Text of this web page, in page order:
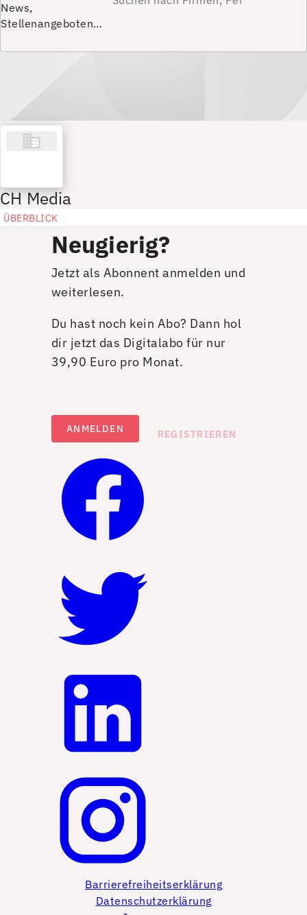
News,
Stellenangeboten…
CH Media
ÜBERBLICK
Neugierig?
Jetzt als Abonnent anmelden und
weiterlesen.
Du hast noch kein Abo? Dann hol
dir jetzt das Digitalabo für nur
39,90 Euro pro Monat.
ANMELDEN REGISTRIEREN
Barrierefreiheitserklärung
Datenschutzerklärung